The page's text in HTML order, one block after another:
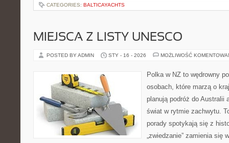
CATEGORIES: BALTICAYACHTS
MIEJSCA Z LISTY UNESCO
POSTED BY ADMIN STY - 16 - 2026 MOŻLIWOŚĆ
Polka w NZ to wędrowny
osobach, które marzą o
planują podróż do Australii
świat w rytmie zachwytu.
porady spotykają się z
„zwiedzanie” zamienia się